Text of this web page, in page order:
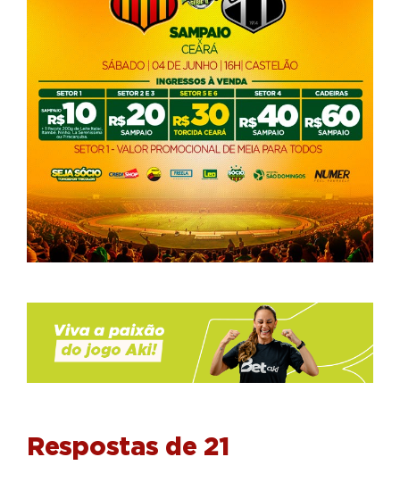
Respostas de 21